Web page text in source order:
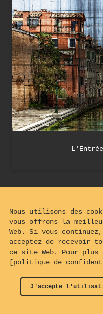
Nous utilisons des
vous offrons la
Web. Si vous
acceptez de recevoir
ce site Web. Pour
[politique de
J'accepte